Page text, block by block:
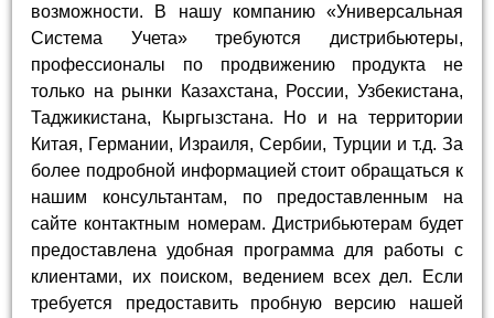
возможности. В нашу компанию «Универсальная
Система Учета» требуются дистрибьютеры,
профессионалы по продвижению продукта не
только на рынки Казахстана, России, Узбекистана,
Таджикистана, Кыргызстана. Но и на территории
Китая, Германии, Израиля, Сербии, Турции и т.д. За
более подробной информацией стоит обращаться к
нашим консультантам, по предоставленным на
сайте контактным номерам. Дистрибьютерам будет
предоставлена удобная программа для работы с
клиентами, их поиском, ведением всех дел. Если
требуется предоставить пробную версию нашей